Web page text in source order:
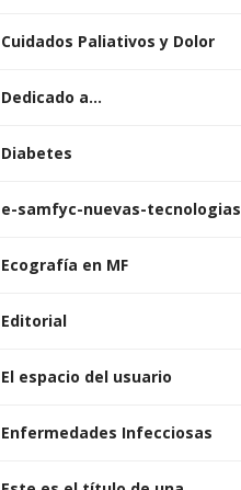
Cuidados Paliativos y Dolor
Dedicado a…
Diabetes
e-samfyc-nuevas-tecnologias
Ecografía en MF
Editorial
El espacio del usuario
Enfermedades Infecciosas